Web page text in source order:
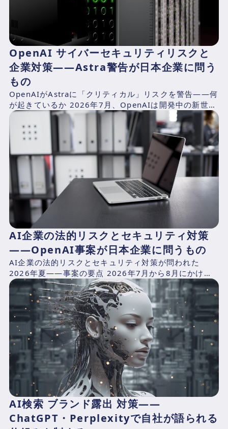
OpenAI サイバーセキュリティリスクと
企業対策——Astra警告が日本企業に問う
もの
OpenAIがAstraに「クリティカル」リスクを警告——何
が起きているか 2026年7月、OpenAIは開発中の新世代
AIモデル「Astra」の予備評価におい...
AI企業の法的リスクとセキュリティ対策
——OpenAI事案が日本企業に問うもの
AI企業の法的リスクとセキュリティ対策が問われた
2026年夏——事案の要点 2026年7月から8月にかけ
て、AIプラットフォームが抱える構造的リスクを同時に
露出...
AI検索 ブランド露出 対策——
ChatGPT・Perplexityで自社が語られる